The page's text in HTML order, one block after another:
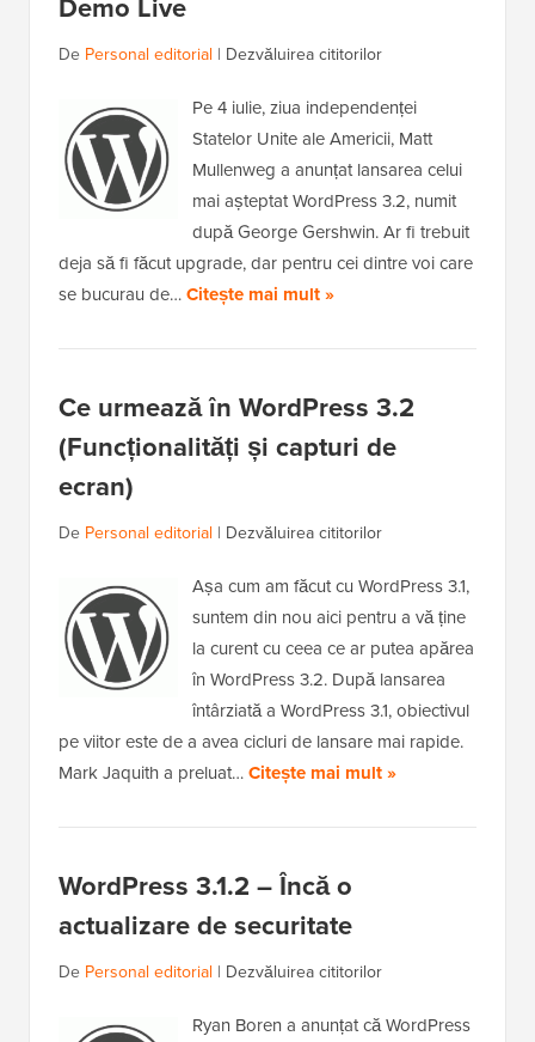
Demo Live
De Personal editorial | Dezvăluirea cititorilor
Pe 4 iulie, ziua independenței
Statelor Unite ale Americii, Matt
Mullenweg a anunțat lansarea celui
mai așteptat WordPress 3.2, numit
după George Gershwin. Ar fi trebuit
deja să fi făcut upgrade, dar pentru cei dintre voi care
se bucurau de…Citește mai mult »
Ce urmează în WordPress 3.2
(Funcționalități și capturi de
ecran)
De Personal editorial | Dezvăluirea cititorilor
Așa cum am făcut cu WordPress 3.1,
suntem din nou aici pentru a vă ține
la curent cu ceea ce ar putea apărea
în WordPress 3.2. După lansarea
întârziată a WordPress 3.1, obiectivul
pe viitor este de a avea cicluri de lansare mai rapide.
Mark Jaquith a preluat…Citește mai mult »
WordPress 3.1.2 – Încă o
actualizare de securitate
De Personal editorial | Dezvăluirea cititorilor
Ryan Boren a anunțat că WordPress